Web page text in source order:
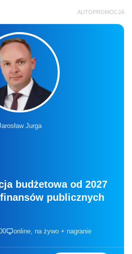
AUTOPROMOCJA
Jurga
budżetowa od 2027
publicznych
online, na żywo + nagranie